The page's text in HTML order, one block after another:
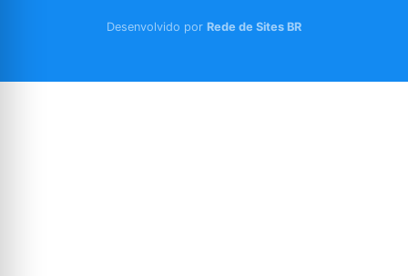
Desenvolvido por Rede de Sites BR